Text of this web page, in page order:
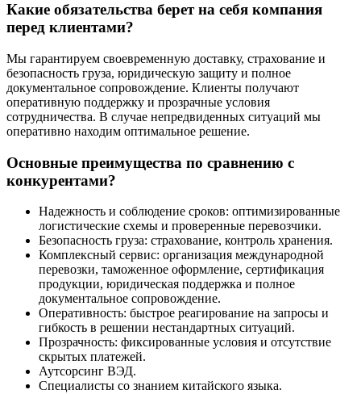
Какие обязательства берет на себя компания
перед клиентами?
Мы гарантируем своевременную доставку, страхование и
безопасность груза, юридическую защиту и полное
документальное сопровождение. Клиенты получают
оперативную поддержку и прозрачные условия
сотрудничества. В случае непредвиденных ситуаций мы
оперативно находим оптимальное решение.
Основные преимущества по сравнению с
конкурентами?
Надежность и соблюдение сроков: оптимизированные
логистические схемы и проверенные перевозчики.
Безопасность груза: страхование, контроль хранения.
Комплексный сервис: организация международной
перевозки, таможенное оформление, сертификация
продукции, юридическая поддержка и полное
документальное сопровождение.
Оперативность: быстрое реагирование на запросы и
гибкость в решении нестандартных ситуаций.
Прозрачность: фиксированные условия и отсутствие
скрытых платежей.
Аутсорсинг ВЭД.
Специалисты со знанием китайского языка.